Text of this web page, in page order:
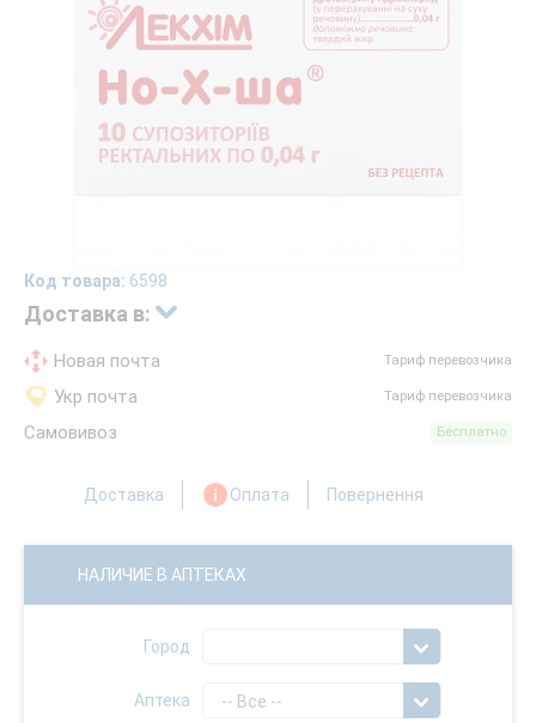
Код товара: 6598
Доставка в:
Новая почта Тариф перевозчика
Укр почта Тариф перевозчика
Самовивоз Бесплатно
Доставка Оплата Повернення
НАЛИЧИЕ В АПТЕКАХ
Город
Аптека -- Все --